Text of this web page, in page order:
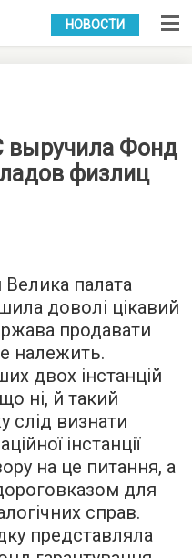
УКР РУС
НОВОСТИ
выручила Фонд
физлиц
Велика палата
доволі цікавий
продавати
належить.
двох інстанцій
ні, й такий
слід визнати
інстанції
на це питання, а
для
справ.
представляла